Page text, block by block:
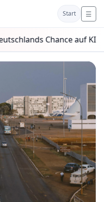
Start ☰
Chance auf KI-